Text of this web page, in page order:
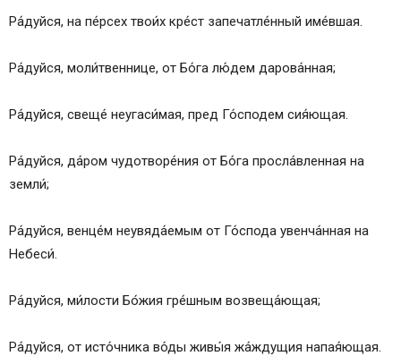
Ра́дуйся, на пе́рсех твои́х кре́ст запечатле́нный име́вшая.
Ра́дуйся, моли́твеннице, от Бо́га лю́дем дарова́нная;
Ра́дуйся, свеще́ неугаси́мая, пред Го́сподем сия́ющая.
Ра́дуйся, да́ром чудотворе́ния от Бо́га просла́вленная на
земли́;
Ра́дуйся, венце́м неувяда́емым от Го́спода увенча́нная на
Небеси́.
Ра́дуйся, ми́лости Бо́жия гре́шным возвеща́ющая;
Ра́дуйся, от исто́чника во́ды живы́я жа́ждущия напая́ющая.